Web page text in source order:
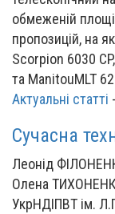
обмеженій площі
пропозицій, на
Scorpion 6030
та ManitouMLT
Актуальні статті -
Сучасна
Леонід
Олена
УкрНДІПВТ ім.